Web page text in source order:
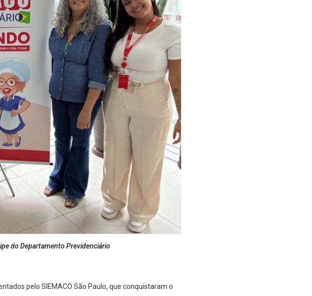
do Departamento Previdenciário
pelo SIEMACO São Paulo, que conquistaram o